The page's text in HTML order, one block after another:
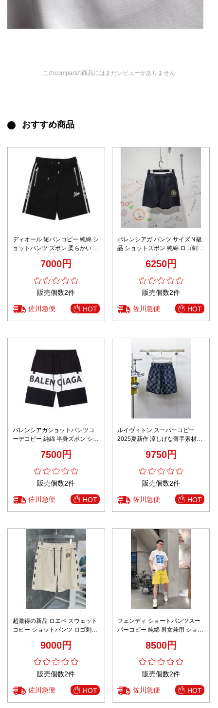
このcompartの商品にはまだレビューがありません
おすすめ商品
ディオール 短パンコピー 純綿 シ
ョットパンツ ズボン 柔らかい 運
7000円
販売個数2件
佐川急便 HOT
バレンシアガ パンツ サイズＮ級
品 ショットズボン 純綿 ロゴ刺繍
6250円
販売個数2件
佐川急便 HOT
バレンシアガショットパンツコ
ーデコピー 純綿 半身ズボン シン
7500円
販売個数2件
佐川急便 HOT
ルイヴィトン スーパーコピー
2025夏新作 涼しげな薄手素材で
9750円
販売個数2件
佐川急便 HOT
超激得の新品 ロエベ スウェット
コピー ショットパンツ ロゴ刺繍
9000円
販売個数2件
佐川急便 HOT
フェンディ ショートパンツスー
パーコピー 純綿 男女兼用 ショッ
モンイエロー8500円
販売個数2件
佐川急便 HOT